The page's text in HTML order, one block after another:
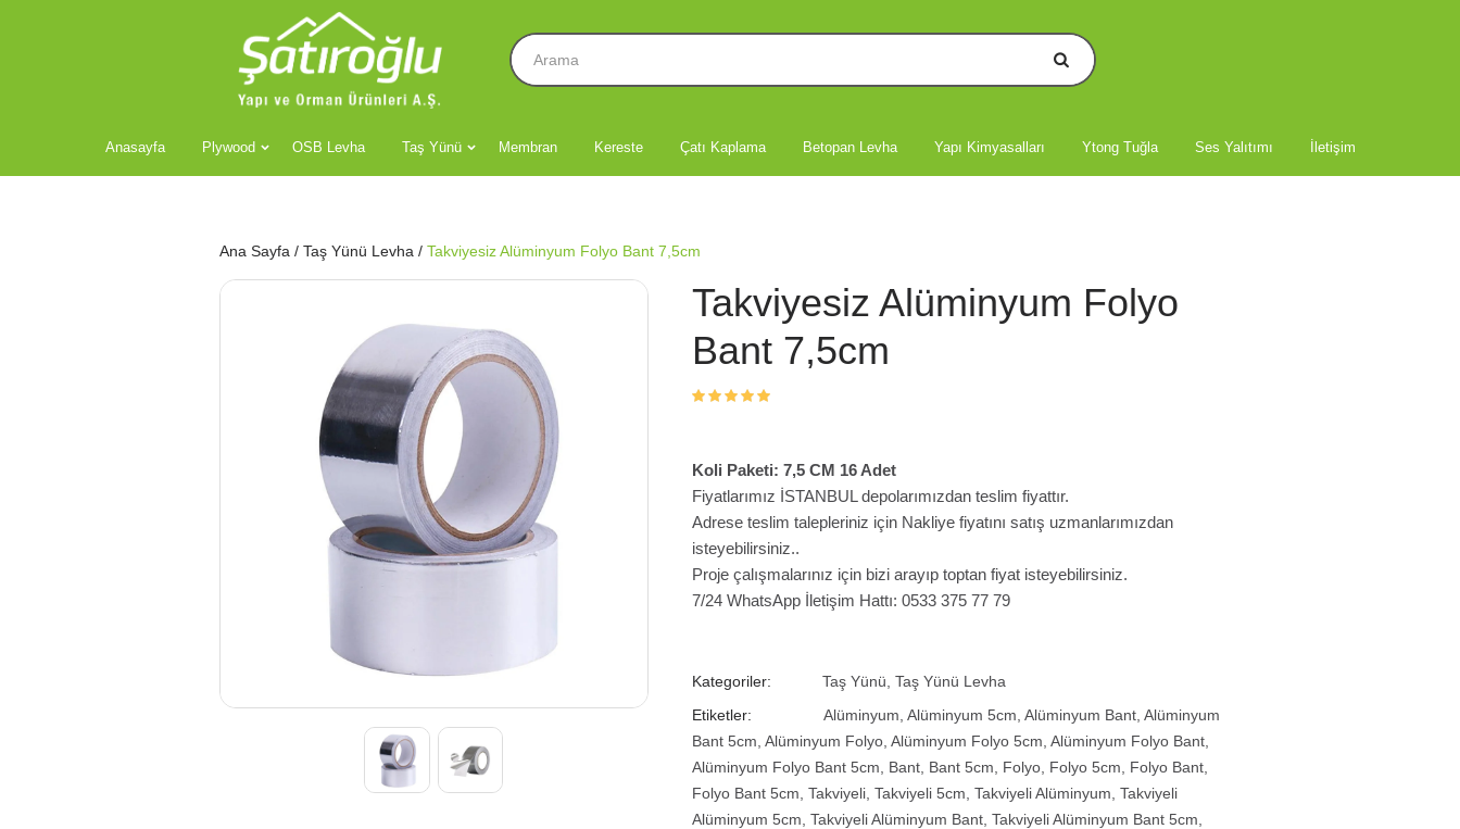
Anasayfa Plywood OSB Levha Taş Yünü Membran Kereste Çatı Kaplama Betopan Levha Yapı Kimyasalları Ytong Tuğla Ses Yalıtımı İletişim
Ana Sayfa / Taş Yünü Levha / Takviyesiz Alüminyum Folyo Bant 7,5cm
Takviyesiz Alüminyum Folyo
Bant 7,5cm
Koli Paketi: 7,5 CM 16 Adet
Fiyatlarımız İSTANBUL depolarımızdan teslim fiyattır.
Adrese teslim talepleriniz için Nakliye fiyatını satış uzmanlarımızdan
isteyebilirsiniz..
Proje çalışmalarınız için bizi arayıp toptan fiyat isteyebilirsiniz.
7/24 WhatsApp İletişim Hattı: 0533 375 77 79
Kategoriler: Taş Yünü Taş Yünü Levha
Etiketler:
Alüminyum Alüminyum 5cm Alüminyum Bant, Alüminyum
Bant 5cm Alüminyum Folyo, Alüminyum Folyo 5cm Alüminyum Folyo Bant,
Alüminyum Folyo Bant 5cm
Bant, Bant 5cm Folyo, Folyo 5cm Folyo Bant,
Folyo Bant 5cm Takviyeli, Takviyeli 5cm Takviyeli Alüminyum Takviyeli
Alüminyum 5cm Takviyeli Alüminyum Bant, Takviyeli Alüminyum Bant 5cm